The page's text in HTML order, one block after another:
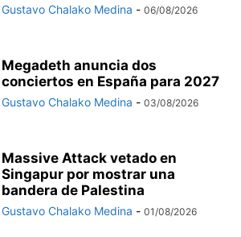
Gustavo Chalako Medina - 06/08/2026
Megadeth anuncia dos
conciertos en España para 2027
Gustavo Chalako Medina - 03/08/2026
Massive Attack vetado en
Singapur por mostrar una
bandera de Palestina
Gustavo Chalako Medina - 01/08/2026